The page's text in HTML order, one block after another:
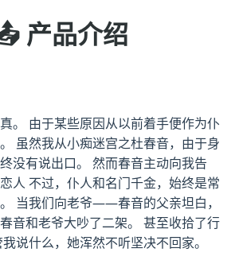
产品介绍
。 由于某些原因从以前着手便作为仆
虽然我从小痴迷宫之杜春音，由于身
没有说出口。 然而春音主动向我告
人 不过，仆人和名门千金，始终是常
当我们向老爷——春音的父亲坦白，
音和老爷大吵了二架。 甚至收拾了行
说什么，她浑然不听坚决不回家。